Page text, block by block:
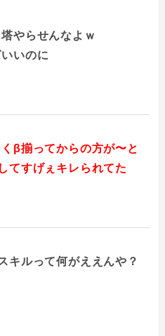
やらせんなよｗ
いのに
β揃ってからの方が〜と
てすげぇキレられてた
キルって何がええんや？